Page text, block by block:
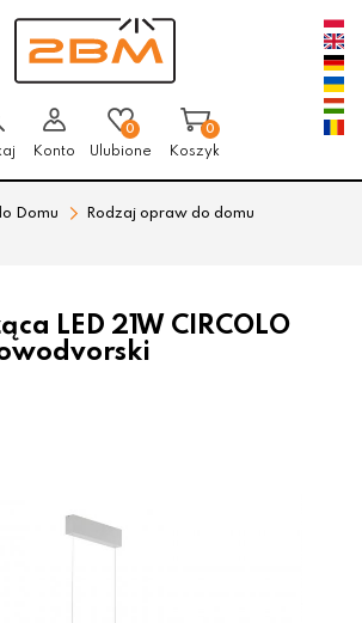
Konto
0
Ulubione
0
Koszyk
Domu
Rodzaj opraw do domu
LED 21W CIRCOLO